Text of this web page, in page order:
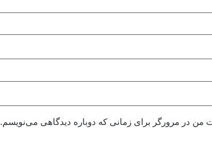
من در مرورگر برای زمانی که دوباره دیدگاهی می‌نویسم.